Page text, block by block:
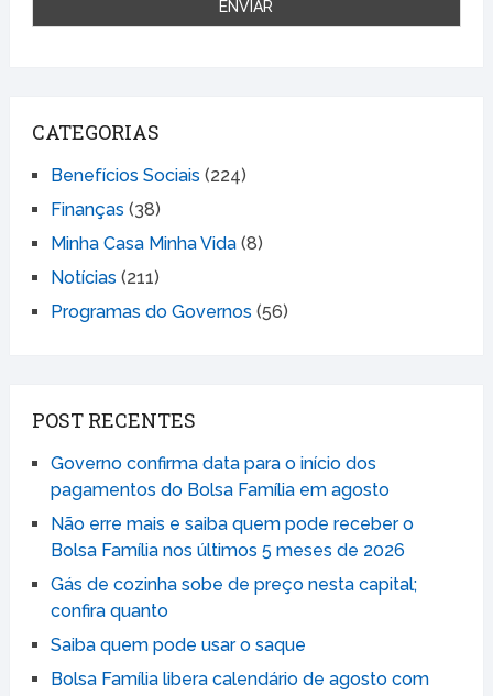
CATEGORIAS
Benefícios Sociais (224)
Finanças (38)
Minha Casa Minha Vida(8)
Notícias (211)
Programas do Governos (56)
POST RECENTES
Governo confirma data para o início dos
pagamentos do Bolsa Família em agosto
Não erre mais e saiba quem pode receber o
Bolsa Família nos últimos 5 meses de 2026
Gás de cozinha sobe de preço nesta capital;
confira quanto
Saiba quem pode usar o saque
Bolsa Família libera calendário de agosto com